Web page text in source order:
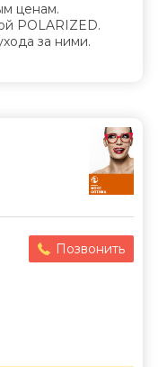
ценам.
POLARIZED.
за ними.
Позвонить